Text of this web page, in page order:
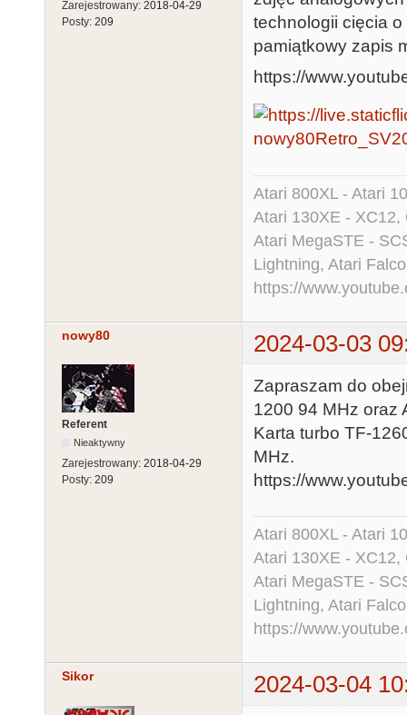
Zarejestrowany: 2018-04-29
Posty: 209
technologii cięcia
pamiątkowy zapis
https://
Atari 800XL - Atari
Atari 130XE - XC12,
Atari MegaSTE -
Lightning, Atari
https://
nowy80 2024-03-03
Referent
Nieaktywny
Zarejestrowany: 2018-04-29
Posty: 209
Zapraszam do
1200 94 MHz oraz
Karta turbo TF-
MHz.
https://
Atari 800XL - Atari
Atari 130XE - XC12,
Atari MegaSTE -
Lightning, Atari
https://
Sikor 2024-03-04